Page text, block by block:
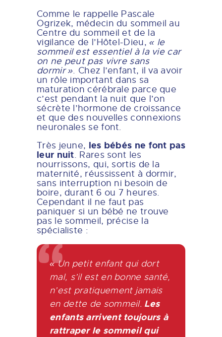
Comme le rappelle Pascale
Ogrizek, médecin du sommeil au
Centre du sommeil et de la
vigilance de l’Hôtel-Dieu,« le
sommeil est essentiel à la vie car
on ne peut pas vivre sans
dormir ». Chez l’enfant, il va avoir
un rôle important dans sa
maturation cérébrale parce que
c’est pendant la nuit que l’on
sécrète l’hormone de croissance
et que des nouvelles connexions
neuronales se font.
Très jeune, les bébés ne font pas
leur nuit. Rares sont les
nourrissons, qui, sortis de la
maternité, réussissent à dormir,
sans interruption ni besoin de
boire, durant 6 ou 7 heures.
Cependant il ne faut pas
paniquer si un bébé ne trouve
pas le sommeil, précise la
spécialiste :
« Un petit enfant qui dort
mal, s’il est en bonne santé,
n’est pratiquement jamais
en dette de sommeil. Les
enfants arrivent toujours à
rattraper le sommeil qui